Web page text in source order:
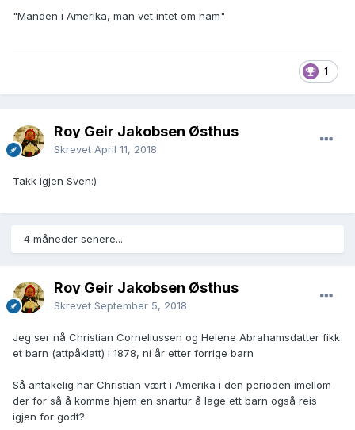
"Manden i Amerika, man vet intet om ham"
1
Roy Geir Jakobsen Østhus
Skrevet April 11, 2018
Takk igjen Sven:)
4 måneder senere...
Roy Geir Jakobsen Østhus
Skrevet September 5, 2018
Jeg ser nå Christian Corneliussen og Helene Abrahamsdatter fikk
et barn (attpåklatt) i 1878, ni år etter forrige barn
Så antakelig har Christian vært i Amerika i den perioden imellom
der for så å komme hjem en snartur å lage ett barn også reis
igjen for godt?